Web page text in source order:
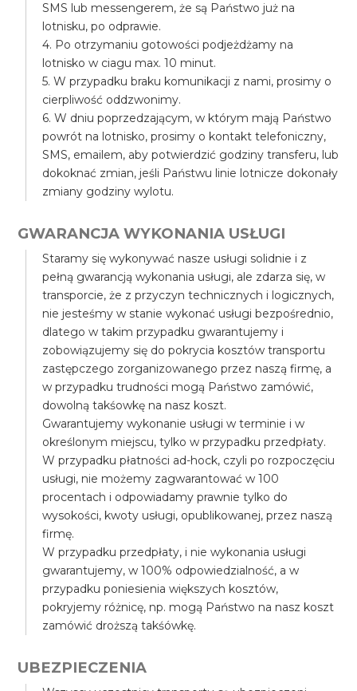
SMS lub messengerem, że są Państwo już na
lotnisku, po odprawie.
4. Po otrzymaniu gotowości podjeżdżamy na
lotnisko w ciagu max. 10 minut.
5. W przypadku braku komunikacji z nami, prosimy o
cierpliwość oddzwonimy.
6. W dniu poprzedzającym, w którym mają Państwo
powrót na lotnisko, prosimy o kontakt telefoniczny,
SMS, emailem, aby potwierdzić godziny transferu, lub
dokoknać zmian, jeśli Państwu linie lotnicze dokonały
zmiany godziny wylotu.
GWARANCJA WYKONANIA USŁUGI
Staramy się wykonywać nasze usługi solidnie i z
pełną gwarancją wykonania usługi, ale zdarza się, w
transporcie, że z przyczyn technicznych i logicznych,
nie jesteśmy w stanie wykonać usługi bezpośrednio,
dlatego w takim przypadku gwarantujemy i
zobowiązujemy się do pokrycia kosztów transportu
zastępczego zorganizowanego przez naszą firmę, a
w przypadku trudności mogą Państwo zamówić,
dowolną takśowkę na nasz koszt.
Gwarantujemy wykonanie usługi w terminie i w
określonym miejscu, tylko w przypadku przedpłaty.
W przypadku płatności ad-hock, czyli po rozpoczęciu
usługi, nie możemy zagwarantować w 100
procentach i odpowiadamy prawnie tylko do
wysokości, kwoty usługi, opublikowanej, przez naszą
firmę.
W przypadku przedpłaty, i nie wykonania usługi
gwarantujemy, w 100% odpowiedzialność, a w
przypadku poniesienia większych kosztów,
pokryjemy różnicę, np. mogą Państwo na nasz koszt
zamówić droższą takśówkę.
UBEZPIECZENIA